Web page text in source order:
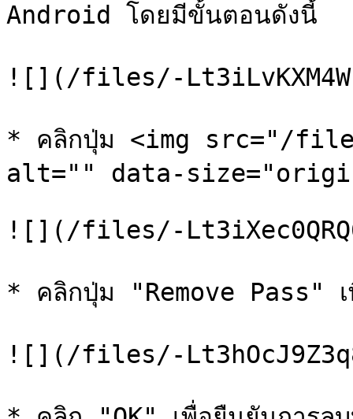
Android โดยมีขั้นตอนดังนี้
![](/files/-
* คลิกปุ่ม <img src="/
alt="" data-
![](/files/-
* คลิกปุ่ม "Remove Pass" เ
![](/files/-